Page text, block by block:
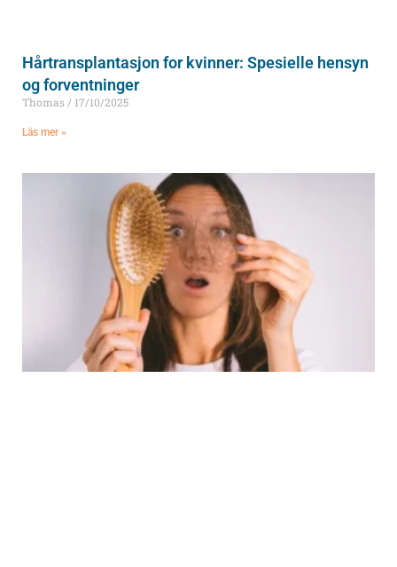
Hårtransplantasjon for kvinner: Spesielle hensyn
og forventninger
Thomas 17/10/2025
Läs mer »